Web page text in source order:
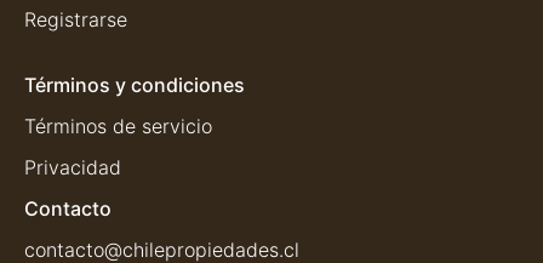
Registrarse
Términos y condiciones
Términos de servicio
Privacidad
Contacto
contacto@chilepropiedades.cl